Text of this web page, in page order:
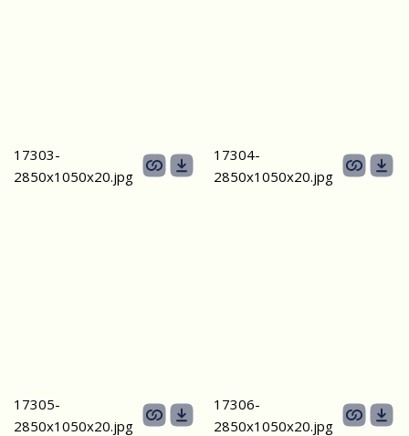
17303-
2850х1050х20.jpg
17304-
2850х1050х20.jpg
17305-
2850х1050х20.jpg
17306-
2850х1050х20.jpg